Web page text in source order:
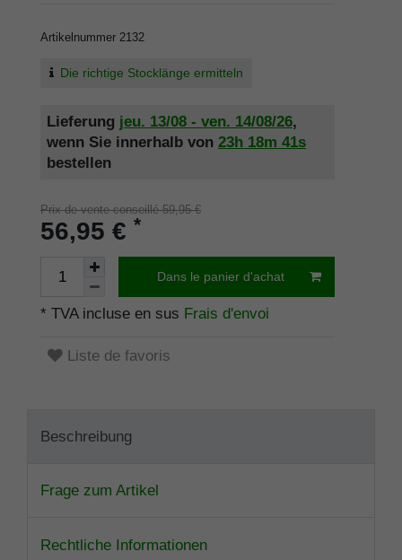
Artikelnummer 2132
Die richtige Stocklänge ermitteln
Lieferung jeu. 13/08 - ven. 14/08/26,
wenn Sie innerhalb von 23h 18m 40s
bestellen
Prix de vente conseillé 59,95 €
56,95 € *
Dans le panier d'achat
* TVA incluse en sus Frais d'envoi
Liste de favoris
Beschreibung
Frage zum Artikel
Rechtliche Informationen